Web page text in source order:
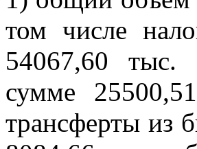
том числе
54067,60 тыс.
сумме
трансферты из